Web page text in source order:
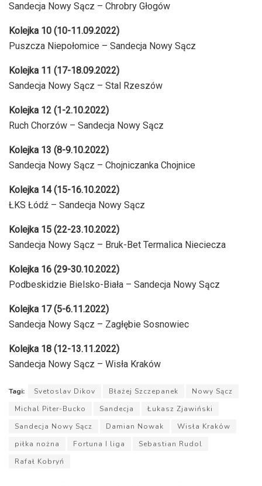
Sandecja Nowy Sącz – Chrobry Głogów
Kolejka 10 (10-11.09.2022)
Puszcza Niepołomice – Sandecja Nowy Sącz
Kolejka 11 (17-18.09.2022)
Sandecja Nowy Sącz – Stal Rzeszów
Kolejka 12 (1-2.10.2022)
Ruch Chorzów – Sandecja Nowy Sącz
Kolejka 13 (8-9.10.2022)
Sandecja Nowy Sącz – Chojniczanka Chojnice
Kolejka 14 (15-16.10.2022)
ŁKS Łódź – Sandecja Nowy Sącz
Kolejka 15 (22-23.10.2022)
Sandecja Nowy Sącz – Bruk-Bet Termalica Nieciecza
Kolejka 16 (29-30.10.2022)
Podbeskidzie Bielsko-Biała – Sandecja Nowy Sącz
Kolejka 17 (5-6.11.2022)
Sandecja Nowy Sącz – Zagłębie Sosnowiec
Kolejka 18 (12-13.11.2022)
Sandecja Nowy Sącz – Wisła Kraków
Tagi: Svetoslav Dikov Błażej Szczepanek
Nowy Sącz
Michal Piter-Bucko
Sandecja
Łukasz Zjawiński
Sandecja Nowy Sącz
Damian Nowak
Wisła Kraków
piłka nożna
Fortuna I liga
Sebastian Rudol
Rafał Kobryń